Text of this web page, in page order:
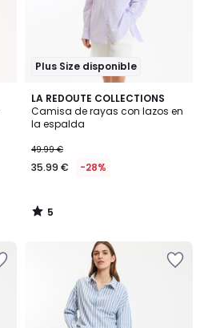
Plus Size disponible
LA REDOUTE COLLECTIONS
Camisa de rayas con lazos en
la espalda
49.99 €
35.99 € -28%
5
/
5
5
/